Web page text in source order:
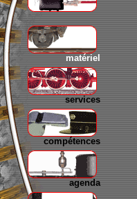
matériel
services
compétences
agenda